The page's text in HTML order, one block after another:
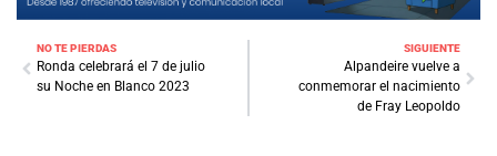
NO TE PIERDAS
Ronda celebrará el 7 de julio
su Noche en Blanco 2023
SIGUIENTE
Alpandeire vuelve a
conmemorar el nacimiento
de Fray Leopoldo